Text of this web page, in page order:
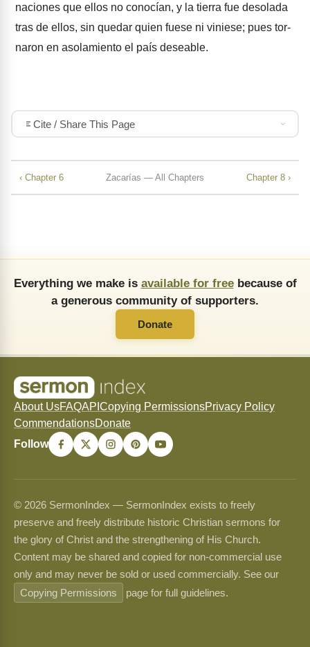
naciones que ellos no conocían, y la tierra fue deso­lada
tras de ellos, sin quedar quien fuese ni viniese; pues tor­
naron en asolamiento el país deseable.
Cite / Share This Page
‹ Chapter 6 Zacarías — All Chapters Chapter 8 ›
Everything we make is available for freebecause of
a generous community of supporters.
Donate
About UsFAQAPI Copying PermissionsPrivacy Policy
CommendationsDonate
Follow
© 2026 SermonIndex — SermonIndex exists to freely
preserve and freely distribute historic Christian sermons for
the glory of Christ and the strengthening of His Church.
Content may be shared and copied for non-commercial use
only and may never be sold or used commercially. See our
Copying Permissions
page for full guidelines.